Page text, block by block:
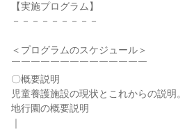
【実施プログラム】
－－－－－－－－－
＜プログラムのスケジュール＞
￣￣￣￣￣￣￣￣￣￣￣￣￣￣
〇概要説明
児童養護施設の現状とこれからの説明。
地行園の概要説明
｜